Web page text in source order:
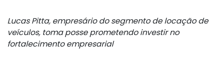
Lucas Pitta, empresário do segmento de locação de
veículos, toma posse prometendo investir no
fortalecimento empresarial